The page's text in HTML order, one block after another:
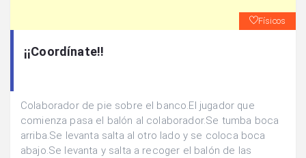
Físicos
¡¡Coordínate!!
Colaborador de pie sobre el banco.El jugador que
comienza pasa el balón al colaborador.Se tumba boca
arriba.Se levanta salta al otro lado y se coloca boca
abajo.Se levanta y salta a recoger el balón de las